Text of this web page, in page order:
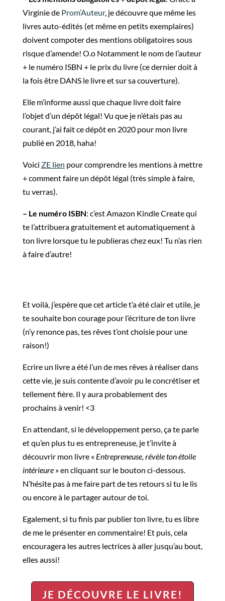
Virginie de Prom’Auteur, je découvre que même les
livres auto-édités (et même en petits exemplaires)
doivent compoter des mentions obligatoires sous
risque d’amende! O.o Notamment le nom de l’auteur
+ le numéro ISBN + le prix du livre (ce dernier doit à
la fois être DANS le livre et sur sa couverture).
Elle m’informe aussi que chaque livre doit faire
l’objet d’un dépôt légal! Vu que je n’étais pas au
courant, j’ai fait ce dépôt en 2020 pour mon livre
publié en 2018, haha!
Voici ZE lien pour comprendre les mentions à mettre
+ comment faire un dépôt légal (très simple à faire,
tu verras).
– Le numéro ISBN: c’est Amazon Kindle Create qui
te l’attribuera gratuitement et automatiquement à
ton livre lorsque tu le publieras chez eux! Tu n’as rien
à faire d’autre!
Et voilà, j’espère que cet article t’a été clair et utile, je
te souhaite bon courage pour l’écriture de ton livre
(n’y renonce pas, tes rêves t’ont choisie pour une
raison!)
Ecrire un livre a été l’un de mes rêves à réaliser dans
cette vie, je suis contente d’avoir pu le concrétiser et
tellement fière. Il y aura probablement des
prochains à venir! <3
En attendant, si le développement perso, ça te parle
et qu’en plus tu es entrepreneuse, je t’invite à
découvrir mon livre « Entrepreneuse, révèle ton étoile
intérieure» en cliquant sur le bouton ci-dessous.
N’hésite pas à me faire part de tes retours si tu le lis
ou encore à le partager autour de toi.
Egalement, si tu finis par publier ton livre, tu es libre
de me le présenter en commentaire! Et puis, cela
encouragera les autres lectrices à aller jusqu’au bout,
elles aussi!
JE DÉCOUVRE LE LIVRE!